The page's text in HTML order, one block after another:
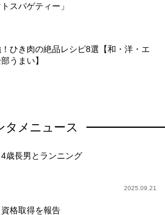
スパゲティー」
ひき肉の絶品レシピ8選【和・洋・エ
うまい】
タメニュース
歳長男とランニング
2025.09.21
格取得を報告